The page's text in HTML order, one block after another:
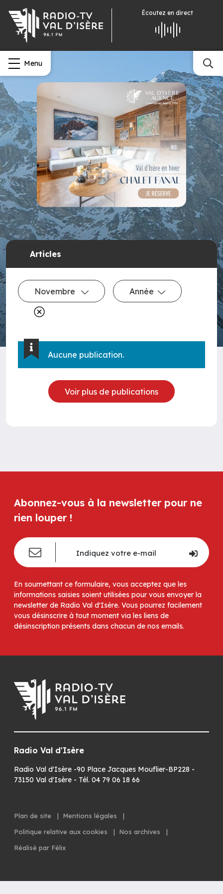
Écoutez en direct
Menu
Articles
Novembre Année
Aucune publication.
Voir plus de publications
Abonnez-vous à la newsletter pour ne
rien louper !
En soumettant ce formulaire, vous acceptez que les
informations saisies soient utilisées pour vous envoyer la
newsletter de Radio Val d'Isère. Vous pourrez facilement
vous désinscrire à tout moment via les liens de
désinscription présents dans chacun de nos emails.
Radio Val d'Isère
Radio Val d'Isère -90 Place Jacques Mouflier-BP228 -
73150 Val d'Isère - Tél. 04 79 06 18 66
Plan de site | Mentions légales
|
Politique relative aux cookies
| Nos archives
|
Réalisé par Félix